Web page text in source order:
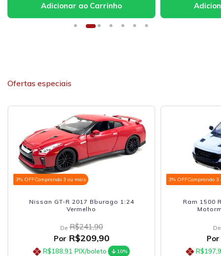
Ofertas especiais
Comprando 3 ou mais
GT-R 2017 Bburago 1:24
R$241,90
R$209,90
R$188,91 PIX/boleto 10%
Comprando 3 ou mais
Ram 1500 Rebel
Motormax 1:27
R$197,91 PIX/